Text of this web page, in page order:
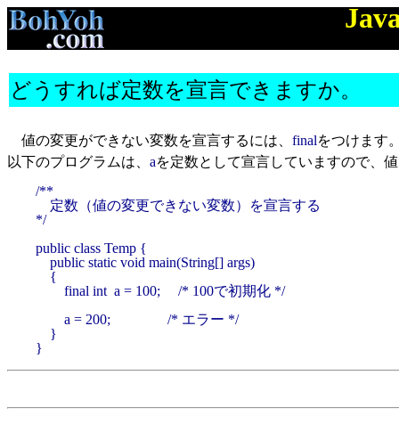
どうすれば定数を宣言できますか。
値の変更ができない変数を宣言するには、 finalをつけます
以下のプログラムは、 aを定数として宣言していますので、
/**
    定数（値の変更できない変数）を宣言する
*/
public class Temp {
    public static void main(String[] args)
    {
        final int  a = 100;     /* 100で初期化 */
        a = 200;                /* エラー */
    }
}